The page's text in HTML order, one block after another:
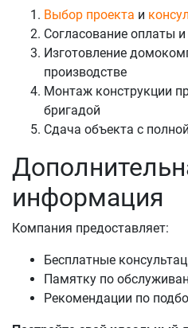
Выбор проекта и
Согласование оплаты
Изготовление
производстве
Монтаж конструкции
бригадой
Сдача объекта с
информация
Компания предоставляет:
Бесплатные
Памятку по
Рекомендации по